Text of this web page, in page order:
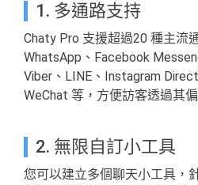
1. 多通路支持
Chaty Pro 支援超過20 種主流
WhatsApp、Facebook
Viber、LINE、Instagram
WeChat 等，方便訪客透過其
2. 無限自訂小工具
您可以建立多個聊天小工具，